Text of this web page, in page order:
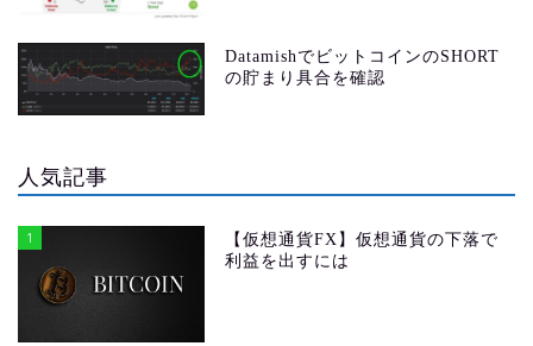
DatamishでビットコインのSHORT
の貯まり具合を確認
人気記事
1
【仮想通貨FX】仮想通貨の下落で
利益を出すには